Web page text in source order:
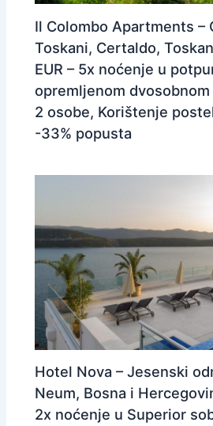
Il Colombo Apartments –
Toskani, Certaldo,
EUR – 5x noćenje u
opremljenom
2 osobe, Korištenje
-33% popusta
Hotel Nova – Jesenski
Neum, Bosna i
2x noćenje u Superior